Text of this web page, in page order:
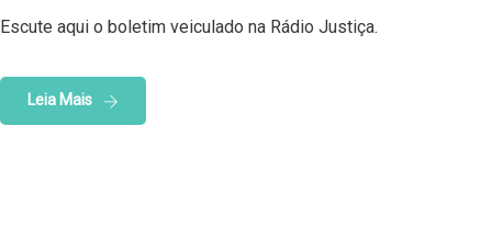
Escute aqui o boletim veiculado na Rádio Justiça.
Leia Mais